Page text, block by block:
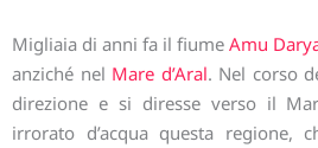
Migliaia di anni fa il fiume Amu
anziché nel Mare d’Aral. Nel corso
direzione e si diresse verso il
irrorato d’acqua questa regione,